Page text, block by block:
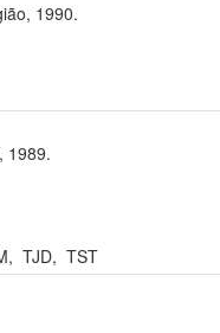
1990.
1989.
, TJD, TST